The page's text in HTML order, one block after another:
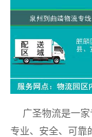
广圣物流是一家
专业、安全、可靠